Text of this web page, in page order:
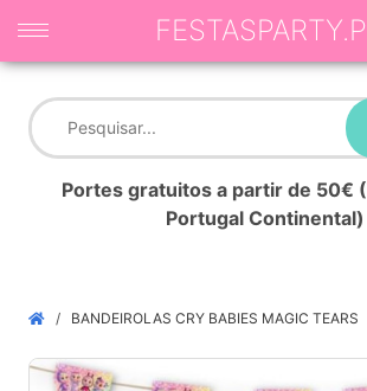
Portes gratuitos a partir de 50€
Portugal Continental)
BANDEIROLAS CRY BABIES MAGIC TEARS